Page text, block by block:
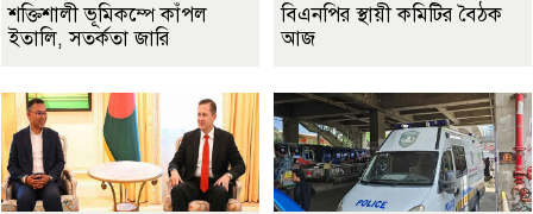
শক্তিশালী ভূমিকম্পে কাঁপল
ইতালি, সতর্কতা জারি
বিএনপির স্থায়ী কমিটির বৈঠক
আজ